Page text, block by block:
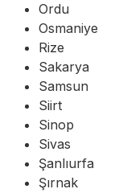
Ordu
Osmaniye
Rize
Sakarya
Samsun
Siirt
Sinop
Sivas
Şanlıurfa
Şırnak